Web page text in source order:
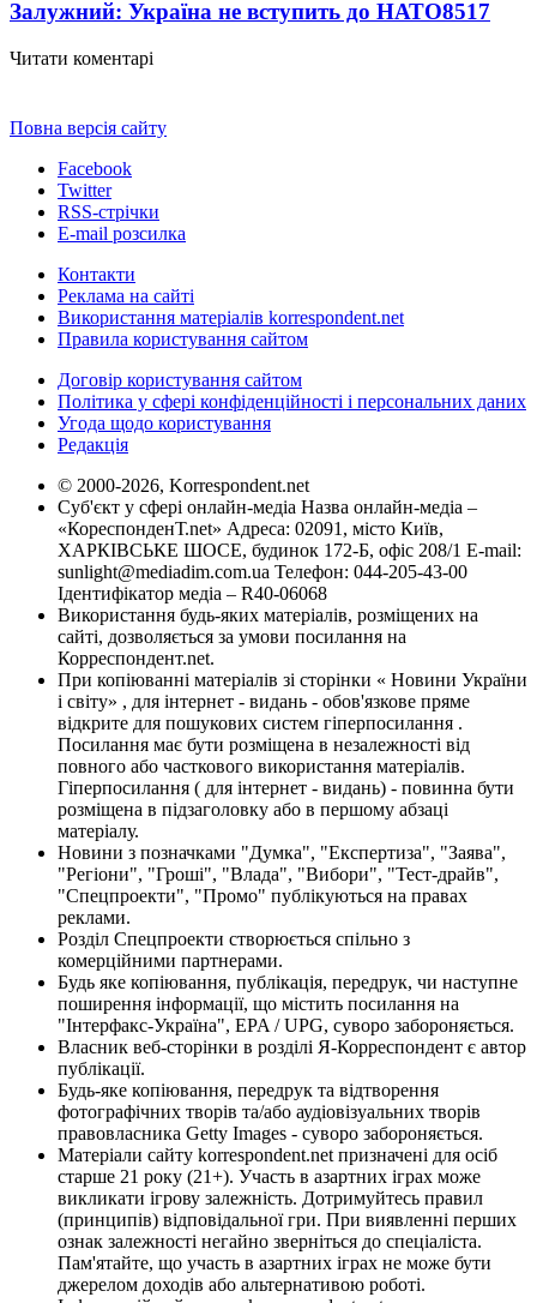
Залужний: Україна не вступить до НАТО8517
Читати коментарі
Повна версія сайту
Facebook
Twitter
RSS-стрічки
E-mail розсилка
Контакти
Реклама на сайті
Використання матеріалів korrespondent.net
Правила користування сайтом
Договір користування сайтом
Політика у сфері конфіденційності і персональних даних
Угода щодо користування
Редакція
© 2000-2026, Korrespondent.net
Суб'єкт у сфері онлайн-медіа Назва онлайн-медіа –
«КореспонденТ.net» Адреса: 02091, місто Київ,
ХАРКІВСЬКЕ ШОСЕ, будинок 172-Б, офіс 208/1 E-mail:
sunlight@mediadim.com.ua Телефон: 044-205-43-00
Ідентифікатор медіа – R40-06068
Використання будь-яких матеріалів, розміщених на
сайті, дозволяється за умови посилання на
Корреспондент.net.
При копіюванні матеріалів зі сторінки « Новини України
і світу» , для інтернет - видань - обов'язкове пряме
відкрите для пошукових систем гіперпосилання .
Посилання має бути розміщена в незалежності від
повного або часткового використання матеріалів.
Гіперпосилання ( для інтернет - видань) - повинна бути
розміщена в підзаголовку або в першому абзаці
матеріалу.
Новини з позначками "Думка", "Експертиза", "Заява",
"Регіони", "Гроші", "Влада", "Вибори", "Тест-драйв",
"Спецпроекти", "Промо" публікуються на правах
реклами.
Розділ Спецпроекти створюється спільно з
комерційними партнерами.
Будь яке копіювання, публікація, передрук, чи наступне
поширення інформації, що містить посилання на
"Інтерфакс-Україна", EPA / UPG, суворо забороняється.
Власник веб-сторінки в розділі Я-Корреспондент є автор
публікації.
Будь-яке копіювання, передрук та відтворення
фотографічних творів та/або аудіовізуальних творів
правовласника Getty Images - суворо забороняється.
Матеріали сайту korrespondent.net призначені для осіб
старше 21 року (21+). Участь в азартних іграх може
викликати ігрову залежність. Дотримуйтесь правил
(принципів) відповідальної гри. При виявленні перших
ознак залежності негайно зверніться до спеціаліста.
Пам'ятайте, що участь в азартних іграх не може бути
джерелом доходів або альтернативою роботі.